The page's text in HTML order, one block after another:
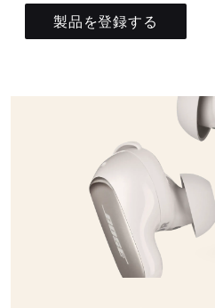
製品を登録する